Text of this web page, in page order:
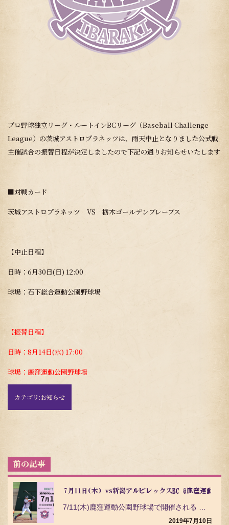
プロ野球独立リーグ・ルートインBCリーグ（Baseball Challenge
League）の茨城アストロプラネッツは、雨天中止となりました公式戦
主催試合の振替日程が決定しましたので下記の通りお知らせいたします
■対戦カード
茨城アストロプラネッツ VS 栃木ゴールデンブレーブス
【中止日程】
日時：6月30日(日) 12:00
球場：石下総合運動公園野球場
【振替日程】
日時：8月14日(水) 17:00
球場：鹿窪運動公園野球場
カテゴリ:お知らせ
投
稿
ナ
ビ
ゲ
ー
シ
7月11日(木) vs新潟アルビレックスBC @鹿窪運動公園
2019年7月10日